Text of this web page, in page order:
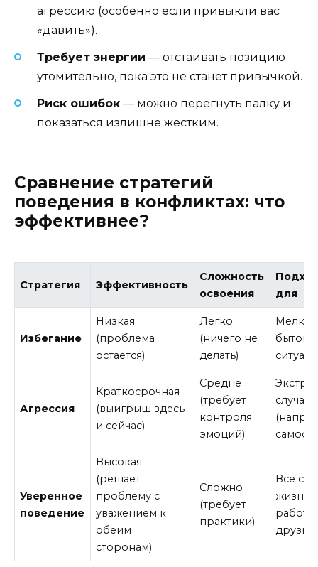
агрессию (особенно если привыкли вас
«давить»).
Требует энергии — отстаивать позицию
утомительно, пока это не станет привычкой.
Риск ошибок — можно перегнуть палку и
показаться излишне жестким.
Сравнение стратегий
поведения в конфликтах: что
эффективнее?
Стратегия Эффективность
Сложность
освоения
для
Избегание
Низкая
(проблема
остается)
Легко
(ничего не
делать)
Мелкие
Агрессия
Краткосрочная
(выигрыш здесь
и сейчас)
Средне
(требует
контроля
эмоций)
случаи
Уверенное
поведение
Высокая
(решает
проблему с
уважением к
обеим
сторонам)
Сложно
(требует
практики)
Все
жизни:
друзья